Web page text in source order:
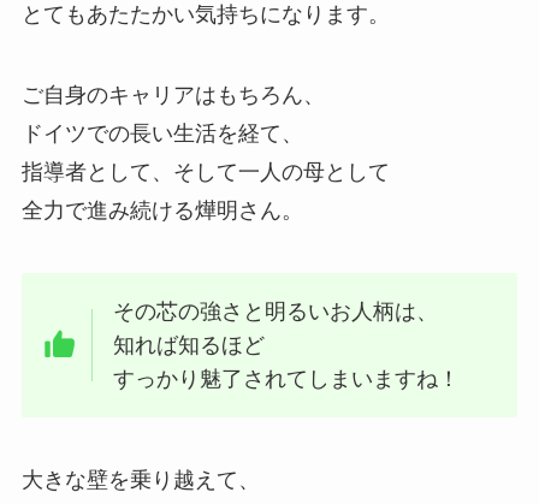
とてもあたたかい気持ちになります。
ご自身のキャリアはもちろん、
ドイツでの長い生活を経て、
指導者として、そして一人の母として
全力で進み続ける燁明さん。
その芯の強さと明るいお人柄は、
知れば知るほど
すっかり魅了されてしまいますね！
大きな壁を乗り越えて、